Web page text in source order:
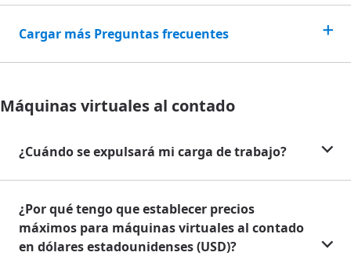
Cargar más Preguntas frecuentes
Máquinas virtuales al contado
¿Cuándo se expulsará mi carga de trabajo?
¿Por qué tengo que establecer precios
máximos para máquinas virtuales al contado
en dólares estadounidenses (USD)?